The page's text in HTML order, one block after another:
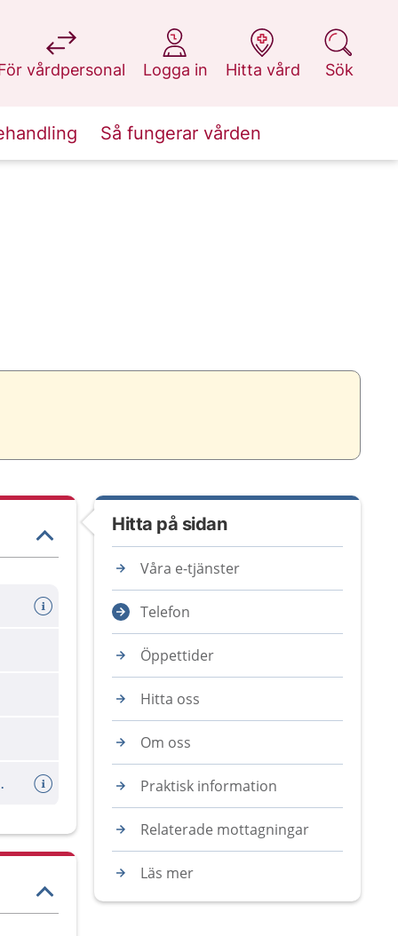
vårdpersonal
på 1177.se
Logga in
på 1177.se
Hitta vård
på 1177.se
Sök
på 1177.se
Så fungerar vården
Hitta på sidan
Våra e-tjänster
Telefon
Öppettider
Hitta oss
Om oss
Praktisk information
Relaterade mottagningar
Läs mer